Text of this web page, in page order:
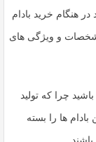
در هنگام خرید بادام
و ویژگی های
چرا که تولید
ها را بسته